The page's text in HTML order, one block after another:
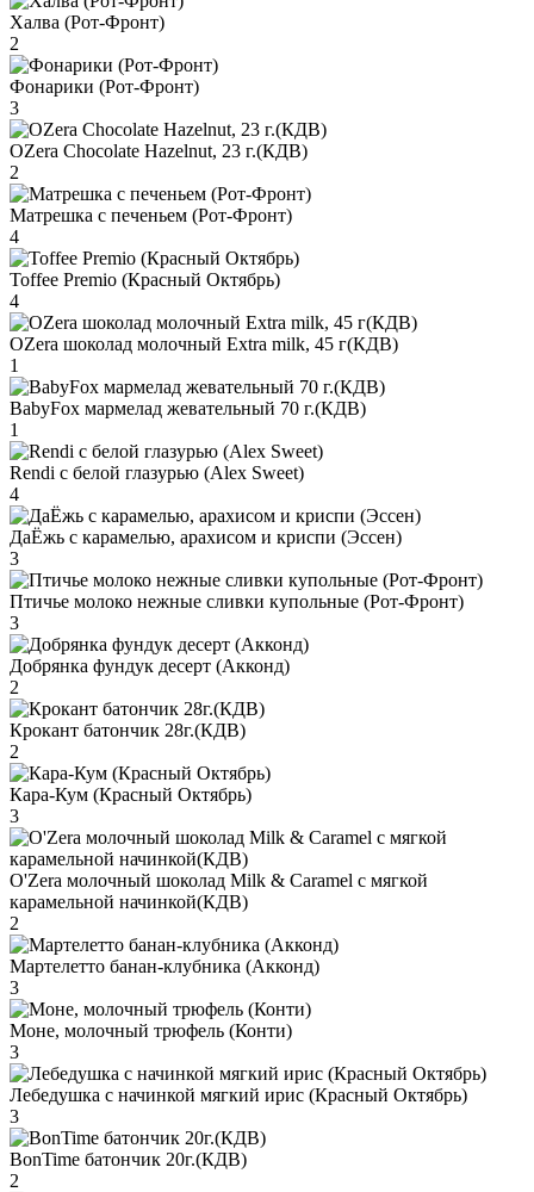
Халва (Рот-Фронт)
2
Фонарики (Рот-Фронт)
3
OZera Chocolate Hazelnut, 23 г.(КДВ)
2
Матрешка с печеньем (Рот-Фронт)
4
Toffee Premio (Красный Октябрь)
4
OZera шоколад молочный Extra milk, 45 г(КДВ)
1
BabyFox мармелад жевательный 70 г.(КДВ)
1
Rendi с белой глазурью (Alex Sweet)
4
ДаЁжь с карамелью, арахисом и криспи (Эссен)
3
Птичье молоко нежные сливки купольные (Рот-Фронт)
3
Добрянка фундук десерт (Акконд)
2
Крокант батончик 28г.(КДВ)
2
Кара-Кум (Красный Октябрь)
3
O'Zera молочный шоколад Milk & Caramel с мягкой
карамельной начинкой(КДВ)
2
Мартелетто банан-клубника (Акконд)
3
Моне, молочный трюфель (Конти)
3
Лебедушка с начинкой мягкий ирис (Красный Октябрь)
3
BonTime батончик 20г.(КДВ)
2